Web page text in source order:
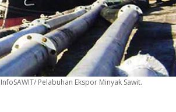
Pelabuhan Ekspor Minyak Sawit.